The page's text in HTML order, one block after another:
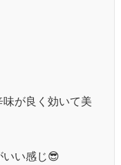
味が良く効いて美
いい感じ😎